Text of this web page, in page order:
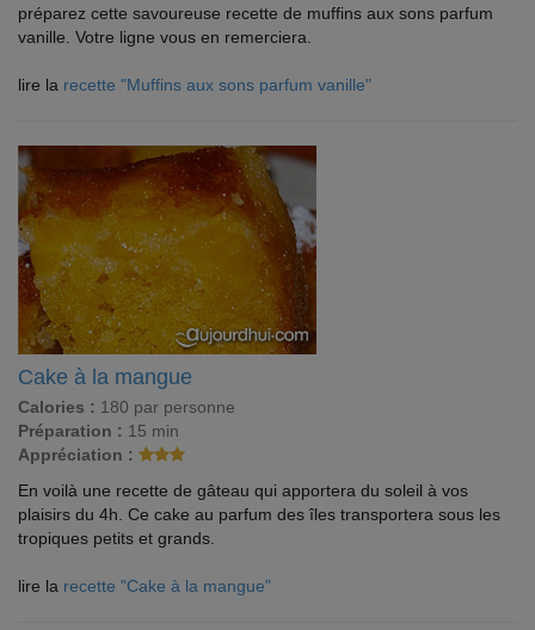
préparez cette savoureuse recette de muffins aux sons parfum
vanille. Votre ligne vous en remerciera.
lire la recette "Muffins aux sons parfum vanille"
Cake à la mangue
Calories : 180 par personne
Préparation : 15 min
Appréciation :
En voilà une recette de gâteau qui apportera du soleil à vos
plaisirs du 4h. Ce cake au parfum des îles transportera sous les
tropiques petits et grands.
lire la recette "Cake à la mangue"